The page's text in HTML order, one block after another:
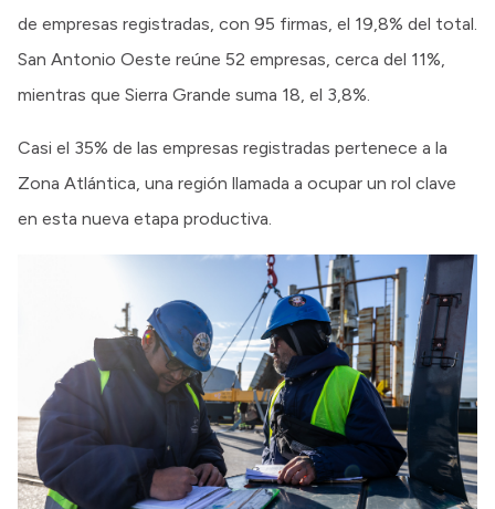
de empresas registradas, con 95 firmas, el 19,8% del total.
San Antonio Oeste reúne 52 empresas, cerca del 11%,
mientras que Sierra Grande suma 18, el 3,8%.
Casi el 35% de las empresas registradas pertenece a la
Zona Atlántica, una región llamada a ocupar un rol clave
en esta nueva etapa productiva.